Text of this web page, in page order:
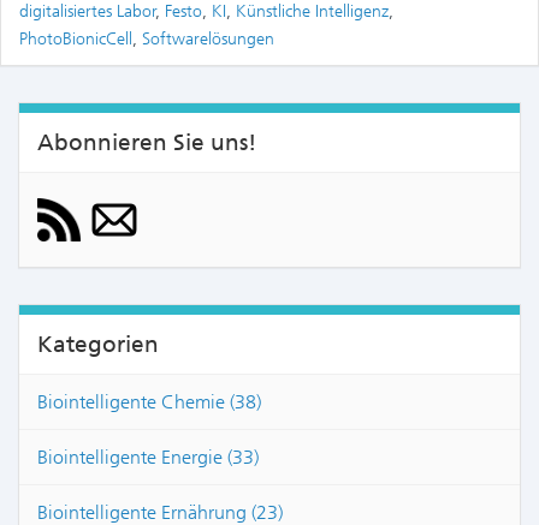
digitalisiertes Labor, Festo, KI, Künstliche Intelligenz,
PhotoBionicCell , Softwarelösungen
Abonnieren Sie uns!
Kategorien
Biointelligente Chemie (38)
Biointelligente Energie (33)
Biointelligente Ernährung (23)